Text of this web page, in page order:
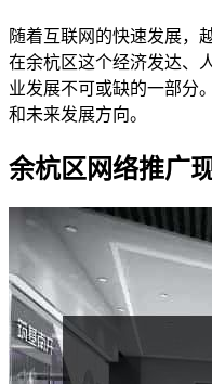
随着互联网的快速发展，
在余杭区这个经济发达、
业发展不可或缺的一部分
和未来发展方向。
余杭区网络推广